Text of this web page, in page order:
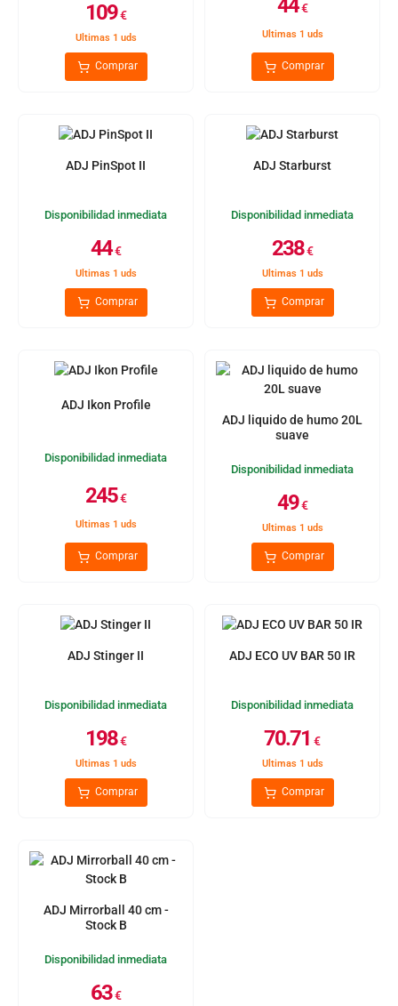
109€
Ultimas 1 uds
Comprar
€
Ultimas 1 uds
Comprar
ADJ PinSpot II
Disponibilidad inmediata
44€
Ultimas 1 uds
Comprar
ADJ Starburst
Disponibilidad inmediata
238€
Ultimas 1 uds
Comprar
ADJ Ikon Profile
Disponibilidad inmediata
245€
Ultimas 1 uds
Comprar
ADJ liquido de humo 20L
suave
Disponibilidad inmediata
49€
Ultimas 1 uds
Comprar
ADJ Stinger II
Disponibilidad inmediata
198€
Ultimas 1 uds
Comprar
ADJ ECO UV BAR 50 IR
Disponibilidad inmediata
70.71 €
Ultimas 1 uds
Comprar
ADJ Mirrorball 40 cm -
Stock B
Disponibilidad inmediata
63€